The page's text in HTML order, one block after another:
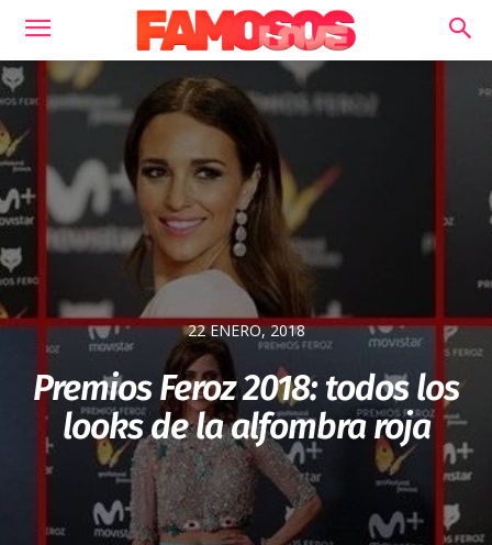
22 ENERO, 2018
Premios Feroz 2018: todos los
looks de la alfombra roja